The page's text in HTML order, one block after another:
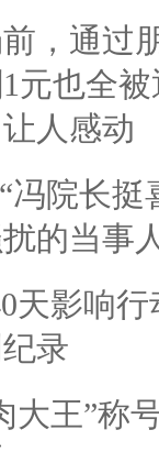
，通过
元也全
人感动
冯院长
的当事
天影响
录
大王”称